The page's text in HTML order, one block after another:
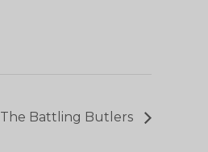
The Battling Butlers